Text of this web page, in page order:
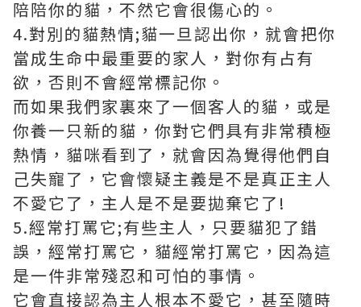
陪陪你的貓，不然它會很傷心的。
4.對別的貓熱情;貓一旦認出你，就會把你
當成生命中最重要的家人，對你有占有
欲，否則不會經常標記你。
而如果我們家裏來了一個客人的貓，或是
你養一只新的貓，你對它們具有非常積極
熱情，貓咪看到了，就會因為覺得他們自
己失寵了，它會懷疑主義是不是真正主人
不愛它了，主人是不是要拋棄它了!
5.經常打罵它;有些主人，只要貓犯了錯
誤，經常打罵它，貓經常打罵它，因為這
是一件非常殘忍和可怕的事情。
它會直接認為主人根本不愛它，甚至隨時